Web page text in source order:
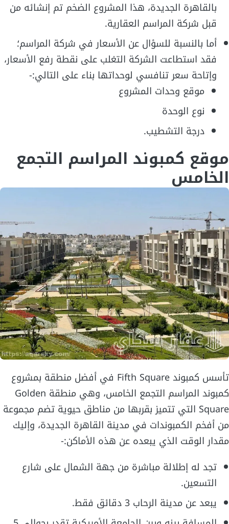
بالقاهرة الجديدة، هذا المشروع الضخم تم إنشائه من
قبل شركة المراسم العقارية.
أما بالنسبة للسؤال عن الأسعار في شركة المراسم؛
فقد استطاعت الشركة التغلب على نقطة رفع الأسعار،
وإتاحة سعر تنافسي لوحداتها بناء على التالي:-
موقع وحدات المشروع
نوع الوحدة
درجة التشطيب.
موقع كمبوند المراسم التجمع
الخامس
تأسس كمبوند Fifth Square في أفضل منطقة بمشروع
كمبوند المراسم التجمع الخامس، وهي منطقة Golden
Square التي تتميز بقربها من مناطق حيوية تضم مجموعة
من أفخم الكمبوندات في مدينة القاهرة الجديدة، وإليك
مقدار الوقت الذي يبعده عن هذه الأماكن:-
تجد له إطلالة مباشرة من جهة الشمال على شارع
التسعين.
يبعد عن مدينة الرحاب 3 دقائق فقط.